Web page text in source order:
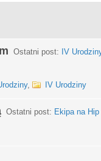
Ostatni post: IV
, IV Urodziny
Ostatni post: Ekipa na